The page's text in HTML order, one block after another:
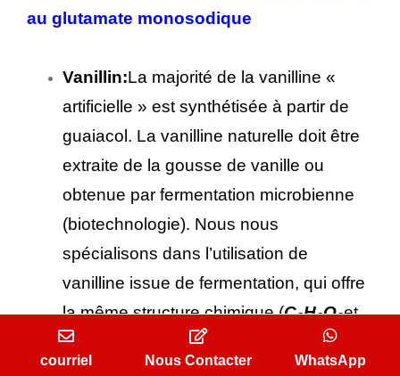
au glutamate monosodique
Vanillin:La majorité de la vanilline «
artificielle » est synthétisée à partir de
guaiacol. La vanilline naturelle doit être
extraite de la gousse de vanille ou
obtenue par fermentation microbienne
(biotechnologie). Nous nous
spécialisons dans l’utilisation de
vanilline issue de fermentation, qui offre
la même structure chimique (C8H8O3et
le gradient de concentration (":") et le
gradient de concentration (",") peuvent
courriel Nous Contacter WhatsApp